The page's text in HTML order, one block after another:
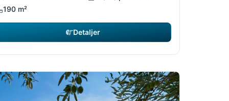
190 m²
Detaljer